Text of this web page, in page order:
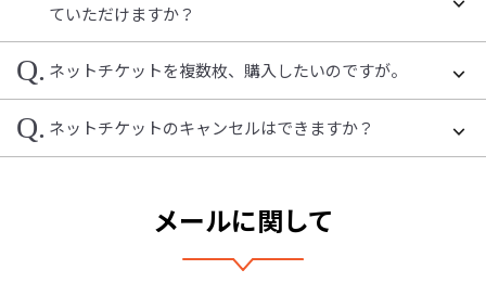
ていただけますか？
Q. ネットチケットを複数枚、購入したいのですが。
Q. ネットチケットのキャンセルはできますか？
メールに関して